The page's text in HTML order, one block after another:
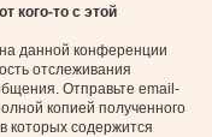
кого-то с этой
данной конференции
отслеживания
Отправьте email-
копией полученного
которых содержится